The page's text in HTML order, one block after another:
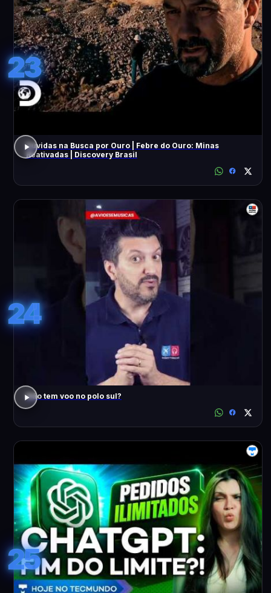
23
Dúvidas na Busca por Ouro | Febre do Ouro: Minas
Reativadas | Discovery Brasil
24
Não tem voo no polo sul?
25